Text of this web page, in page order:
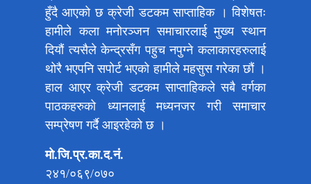
हुँदै आएको छ क्रेजी डटकम साप्ताहिक । विशेषतः
हामीले कला मनोरञ्जन समाचारलाई मुख्य स्थान
दियौं त्यसैले केन्द्रसँग पहुच नपुग्ने कलाकारहरुलाई
थोरै भएपनि सपोर्ट भएको हामीले महसुस गरेका छौं ।
हाल आएर क्रेजी डटकम साप्ताहिकले सबै वर्गका
पाठकहरुको ध्यानलाई मध्यनजर गरी समाचार
सम्प्रेषण गर्दै आइरहेको छ ।
मो.जि.प्र.का.द.नं.
२४१/०६९/०७०